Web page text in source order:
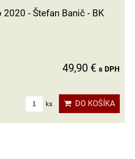
2020 - Štefan Banič - BK
49,90 € s DPH
ks DO KOŠÍKA